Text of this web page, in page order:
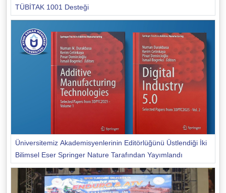
TÜBİTAK 1001 Desteği
Üniversitemiz Akademisyenlerinin Editörlüğünü Üstlendiği İki
Bilimsel Eser Springer Nature Tarafından Yayımlandı